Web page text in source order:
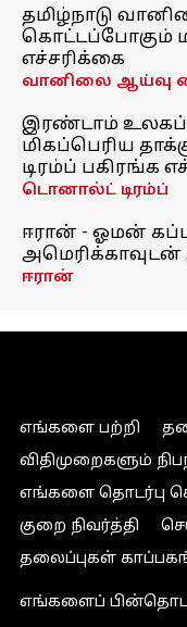
தமிழ்நாடு
கொட்டப்போகும்
எச்சரிக்கை
வானிலை ஆய்வு
இரண்டாம்
மிகப்பெரிய
டிரம்ப் பகிரங்க
டொனால்ட் டிரம்ப்
ஈரான் - ஓமன்
அமெரிக்காவுடன்
ஈரான்
எங்களை பற்றி
விதிமுறைகளும்
எங்களை தொடர்பு
குறை நிவர்த்தி
தலைப்புகள்
எங்களைப்